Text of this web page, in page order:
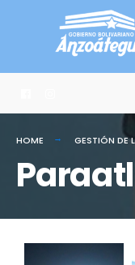
HOME GESTIÓN DE